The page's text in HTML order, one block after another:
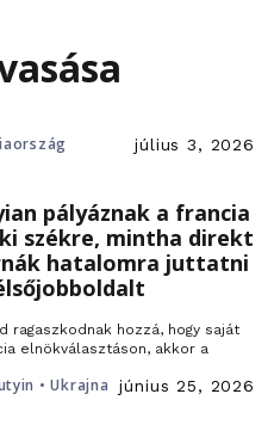
július 3, 2026
pályáznak a francia
székre, mintha direkt
hatalomra juttatni
ragaszkodnak hozzá, hogy saját
elnökválasztáson, akkor a
• Ukrajna június 25, 2026